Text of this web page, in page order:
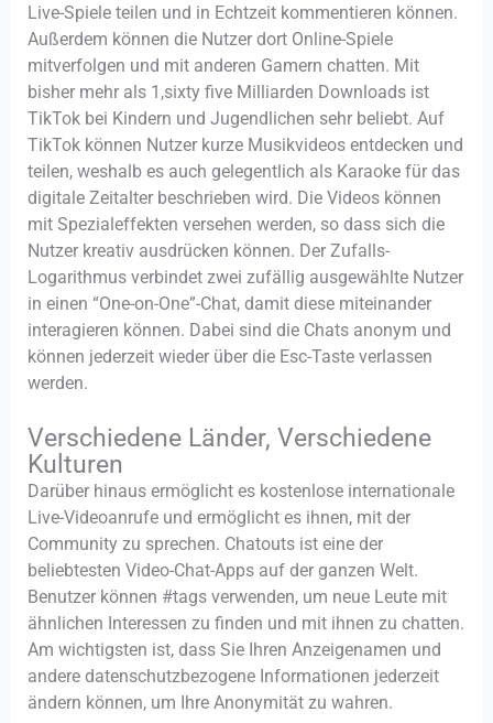
Live-Spiele teilen und in Echtzeit kommentieren können.
Außerdem können die Nutzer dort Online-Spiele
mitverfolgen und mit anderen Gamern chatten. Mit
bisher mehr als 1,sixty five Milliarden Downloads ist
TikTok bei Kindern und Jugendlichen sehr beliebt. Auf
TikTok können Nutzer kurze Musikvideos entdecken und
teilen, weshalb es auch gelegentlich als Karaoke für das
digitale Zeitalter beschrieben wird. Die Videos können
mit Spezialeffekten versehen werden, so dass sich die
Nutzer kreativ ausdrücken können. Der Zufalls-
Logarithmus verbindet zwei zufällig ausgewählte Nutzer
in einen “One-on-One”-Chat, damit diese miteinander
interagieren können. Dabei sind die Chats anonym und
können jederzeit wieder über die Esc-Taste verlassen
werden.
Verschiedene Länder, Verschiedene
Kulturen
Darüber hinaus ermöglicht es kostenlose internationale
Live-Videoanrufe und ermöglicht es ihnen, mit der
Community zu sprechen. Chatouts ist eine der
beliebtesten Video-Chat-Apps auf der ganzen Welt.
Benutzer können #tags verwenden, um neue Leute mit
ähnlichen Interessen zu finden und mit ihnen zu chatten.
Am wichtigsten ist, dass Sie Ihren Anzeigenamen und
andere datenschutzbezogene Informationen jederzeit
ändern können, um Ihre Anonymität zu wahren.